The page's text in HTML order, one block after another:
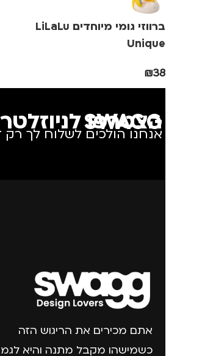
ברווזי גומי מיוחדים LiLaLu
Unique
₪38
הצטרפו לניוזלטר של SWAGG
אנחנו הולכים לשלוח לך רק
אתם מכירים את הריגוש הזה
כשמישהו מקבל מתנה והיא